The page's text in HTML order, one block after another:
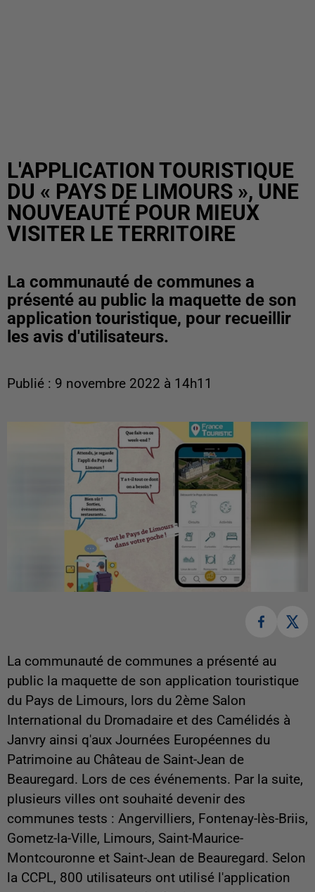
L'APPLICATION TOURISTIQUE
DU « PAYS DE LIMOURS », UNE
NOUVEAUTÉ POUR MIEUX
VISITER LE TERRITOIRE
La communauté de communes a
présenté au public la maquette de son
application touristique, pour recueillir
les avis d'utilisateurs.
Publié : 9 novembre 2022 à 14h11
La communauté de communes a présenté au
public la maquette de son application touristique
du Pays de Limours, lors du 2ème Salon
International du Dromadaire et des Camélidés à
Janvry ainsi q'aux Journées Européennes du
Patrimoine au Château de Saint-Jean de
Beauregard. Lors de ces événements. Par la suite,
plusieurs villes ont souhaité devenir des
communes tests : Angervilliers, Fontenay-lès-Briis,
Gometz-la-Ville, Limours, Saint-Maurice-
Montcouronne et Saint-Jean de Beauregard. Selon
la CCPL, 800 utilisateurs ont utilisé l'application